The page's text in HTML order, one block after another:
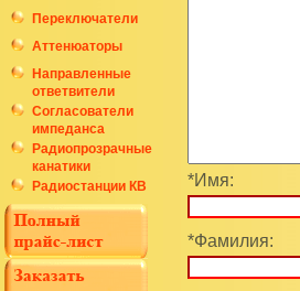
Переключатели
Аттенюаторы
Направленные
ответвители
Согласователи
импеданса
Радиопрозрачные
канатики
Радиостанции КВ *Имя:
*Фамилия: